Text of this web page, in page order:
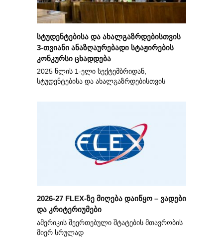
სტუდენტებისა და ახალგაზრდებისთვის
3-თვიანი ანაზღაურებადი სტაჟირების
კონკურსი ცხადდება
2025 წლის 1-ელი სექტემბრიდან,
სტუდენტებისა და ახალგაზრდებისთვის
2026-27 FLEX-ზე მიღება დაიწყო – ვადები
და კრიტერიუმები
ამერიკის შეერთებული შტატების მთავრობის
მიერ სრულად